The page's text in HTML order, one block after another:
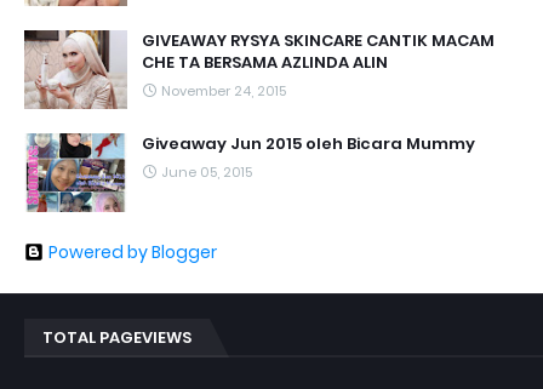
GIVEAWAY RYSYA SKINCARE CANTIK MACAM
CHE TA BERSAMA AZLINDA ALIN
November 24, 2015
Giveaway Jun 2015 oleh Bicara Mummy
June 05, 2015
Powered by Blogger
TOTAL PAGEVIEWS